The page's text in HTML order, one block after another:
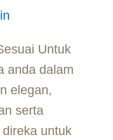
Untuk
anda dalam
elegan,
serta
untuk